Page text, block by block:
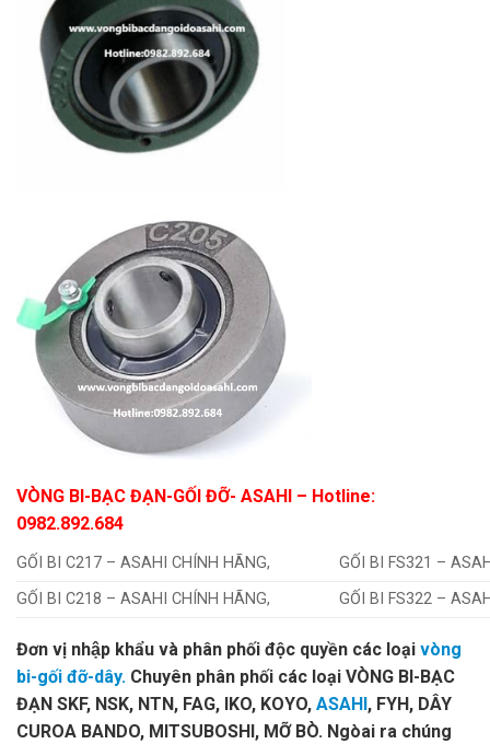
VÒNG BI-BẠC ĐẠN-GỐI ĐỠ- ASAHI – Hotline:
0982.892.684
GỐI BI C217 – ASAHI CHÍNH HÃNG,
GỐI BI FS321 –
GỐI BI C218 – ASAHI CHÍNH HÃNG,
GỐI BI FS322 –
Đơn vị nhập khẩu và phân phối độc quyền các loại vòng
bi-gối đỡ-dây. Chuyên phân phối các loại VÒNG BI-BẠC
ĐẠN SKF, NSK, NTN, FAG, IKO, KOYO, ASAHI, FYH, DÂY
CUROA BANDO, MITSUBOSHI, MỠ BÒ. Ngòai ra chúng